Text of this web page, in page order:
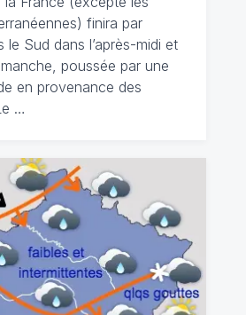
finira par
le Sud dans l’après-midi et
poussée par une
en provenance des
…